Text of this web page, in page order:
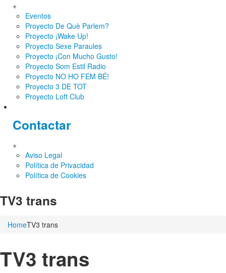
+
Eventos
Proyecto De Què Parlem?
Proyecto ¡Wake Up!
Proyecto Sexe Paraules
Proyecto ¡Con Mucho Gusto!
Proyecto Som Estil Radio
Proyecto NO HO FEM BÉ!
Proyecto 3 DE TOT
Proyecto Loft Club
Contactar
+
Aviso Legal
Política de Privacidad
Política de Cookies
TV3 trans
HomeTV3 trans
TV3 trans